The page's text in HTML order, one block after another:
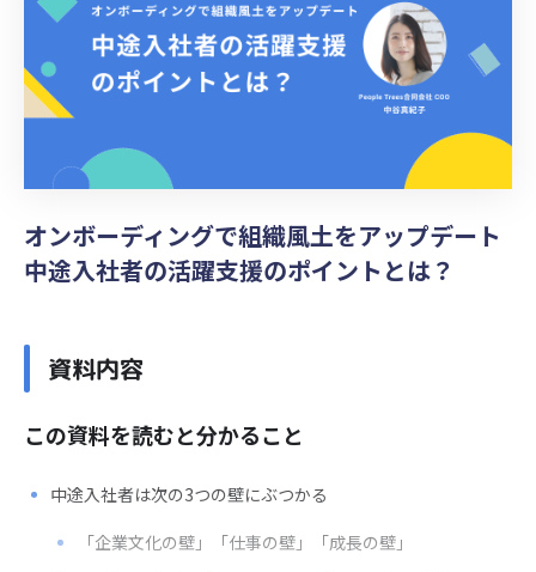
オンボーディングで組織風土をアップデート
中途入社者の活躍支援のポイントとは？
資料内容
この資料を読むと分かること
中途入社者は次の3つの壁にぶつかる
「企業文化の壁」「仕事の壁」「成長の壁」